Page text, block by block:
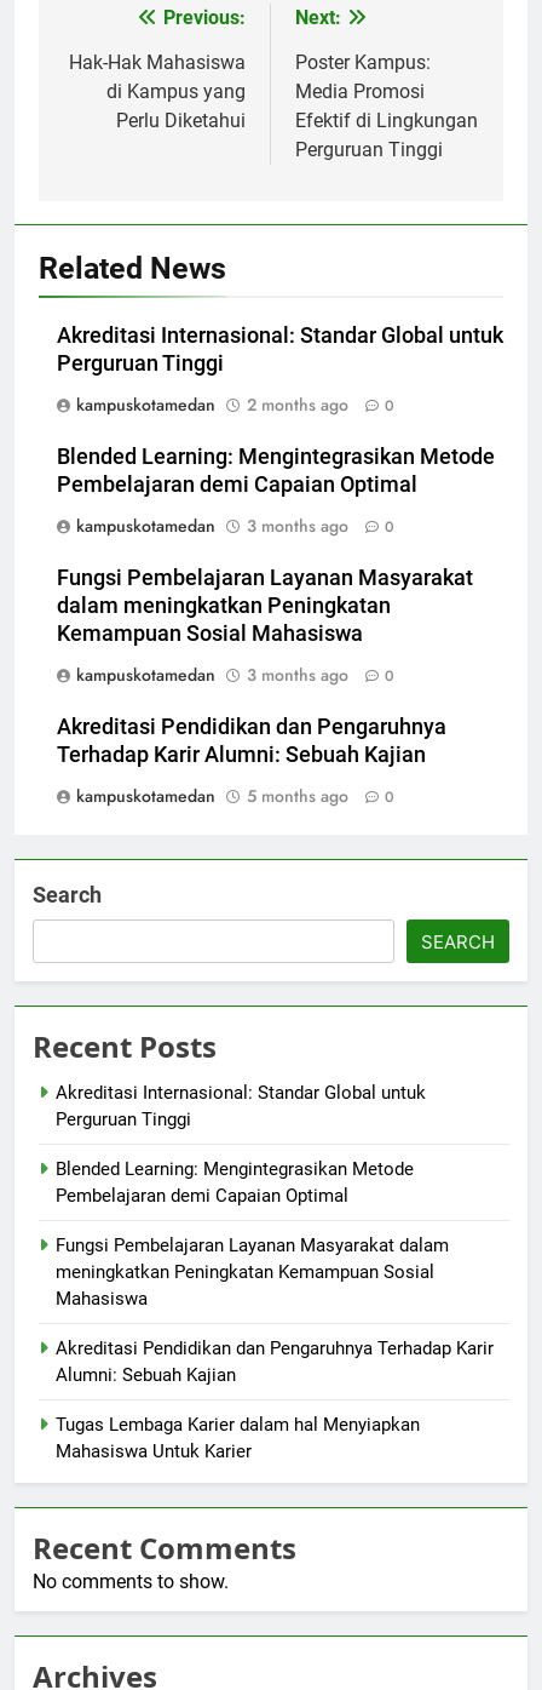
navigation
Previous:
Hak-Hak Mahasiswa
di Kampus yang
Perlu Diketahui
Next:
Poster Kampus:
Media Promosi
Efektif di Lingkungan
Perguruan Tinggi
Related News
Akreditasi Internasional: Standar Global untuk
Perguruan Tinggi
kampuskotamedan
2 months ago 0
Blended Learning: Mengintegrasikan Metode
Pembelajaran demi Capaian Optimal
kampuskotamedan
3 months ago 0
Fungsi Pembelajaran Layanan Masyarakat
dalam meningkatkan Peningkatan
Kemampuan Sosial Mahasiswa
kampuskotamedan
3 months ago 0
Akreditasi Pendidikan dan Pengaruhnya
Terhadap Karir Alumni: Sebuah Kajian
kampuskotamedan
5 months ago 0
Search
SEARCH
Recent Posts
Akreditasi Internasional: Standar Global untuk
Perguruan Tinggi
Blended Learning: Mengintegrasikan Metode
Pembelajaran demi Capaian Optimal
Fungsi Pembelajaran Layanan Masyarakat dalam
meningkatkan Peningkatan Kemampuan Sosial
Mahasiswa
Akreditasi Pendidikan dan Pengaruhnya Terhadap Karir
Alumni: Sebuah Kajian
Tugas Lembaga Karier dalam hal Menyiapkan
Mahasiswa Untuk Karier
Recent Comments
No comments to show.
Archives